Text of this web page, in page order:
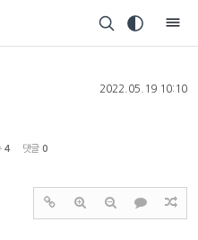
2022.05.19 10:10
4 댓글 0
치북5
치북5